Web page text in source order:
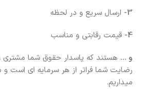
3- ارسال سریع و در لحظه
4- قیمت رقابتی و مناسب
و … هستند که پاسدار حقوق شما مشتری
رضایت شما فراتر از هر سرمایه ای است و
میداریم.